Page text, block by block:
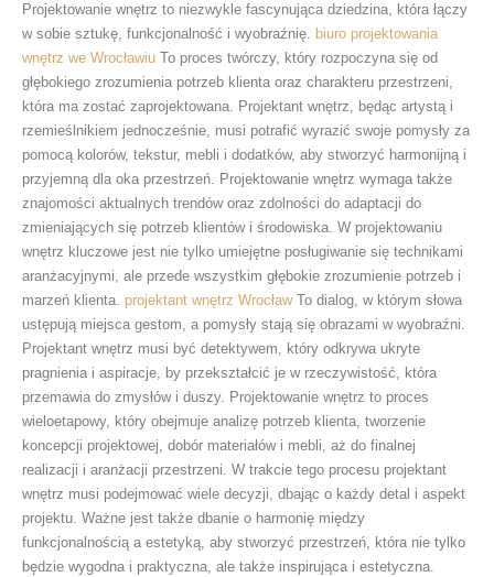
Projektowanie wnętrz to niezwykle fascynująca dziedzina, która łączy
w sobie sztukę, funkcjonalność i wyobraźnię. biuro projektowania
wnętrz we Wrocławiu To proces twórczy, który rozpoczyna się od
głębokiego zrozumienia potrzeb klienta oraz charakteru przestrzeni,
która ma zostać zaprojektowana. Projektant wnętrz, będąc artystą i
rzemieślnikiem jednocześnie, musi potrafić wyrazić swoje pomysły za
pomocą kolorów, tekstur, mebli i dodatków, aby stworzyć harmonijną i
przyjemną dla oka przestrzeń. Projektowanie wnętrz wymaga także
znajomości aktualnych trendów oraz zdolności do adaptacji do
zmieniających się potrzeb klientów i środowiska. W projektowaniu
wnętrz kluczowe jest nie tylko umiejętne posługiwanie się technikami
aranżacyjnymi, ale przede wszystkim głębokie zrozumienie potrzeb i
marzeń klienta. projektant wnętrz WrocławTo dialog, w którym słowa
ustępują miejsca gestom, a pomysły stają się obrazami w wyobraźni.
Projektant wnętrz musi być detektywem, który odkrywa ukryte
pragnienia i aspiracje, by przekształcić je w rzeczywistość, która
przemawia do zmysłów i duszy. Projektowanie wnętrz to proces
wieloetapowy, który obejmuje analizę potrzeb klienta, tworzenie
koncepcji projektowej, dobór materiałów i mebli, aż do finalnej
realizacji i aranżacji przestrzeni. W trakcie tego procesu projektant
wnętrz musi podejmować wiele decyzji, dbając o każdy detal i aspekt
projektu. Ważne jest także dbanie o harmonię między
funkcjonalnością a estetyką, aby stworzyć przestrzeń, która nie tylko
będzie wygodna i praktyczna, ale także inspirująca i estetyczna.